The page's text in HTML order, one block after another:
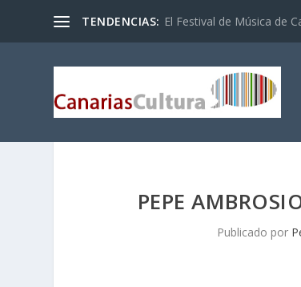
TENDENCIAS: El Festival de Música de
PEPE
Publicado por